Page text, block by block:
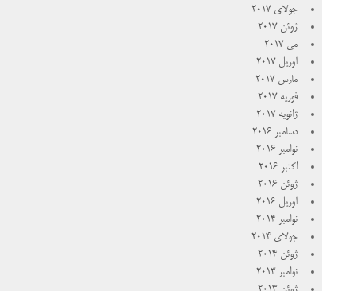
جولای 2017
ژوئن 2017
می 2017
آوریل 2017
مارس 2017
فوریه 2017
ژانویه 2017
دسامبر 2016
نوامبر 2016
اکتبر 2016
ژوئن 2016
آوریل 2016
نوامبر 2014
جولای 2014
ژوئن 2014
نوامبر 2013